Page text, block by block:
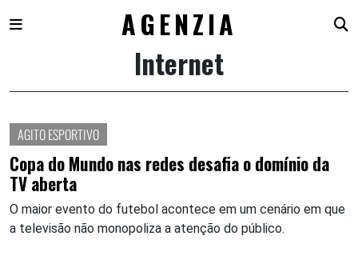
content
AGENZIA
Internet
AGITO ESPORTIVO
Copa do Mundo nas redes desafia o domínio da
TV aberta
O maior evento do futebol acontece em um cenário em que
a televisão não monopoliza a atenção do público.